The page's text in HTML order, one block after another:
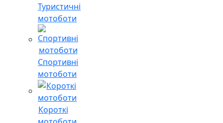
Туристичні
мотоботи
Спортивні
мотоботи
Короткі